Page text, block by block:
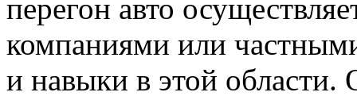
перегон авто
компаниями или
и навыки в этой области.